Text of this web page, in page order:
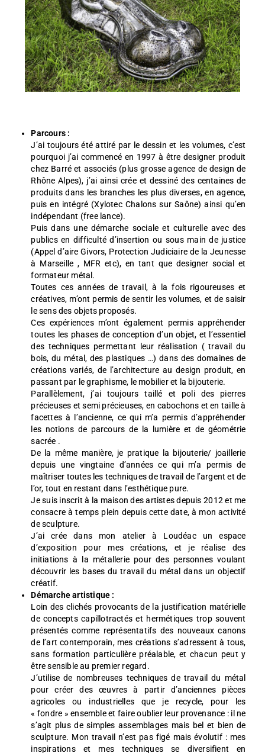
Parcours :
J’ai toujours été attiré par le dessin et les volumes, c’est
pourquoi j’ai commencé en 1997 à être designer produit
chez Barré et associés (plus grosse agence de design de
Rhône Alpes), j’ai ainsi crée et dessiné des centaines de
produits dans les branches les plus diverses, en agence,
puis en intégré (Xylotec Chalons sur Saône) ainsi qu’en
indépendant (free lance).
Puis dans une démarche sociale et culturelle avec des
publics en difficulté d’insertion ou sous main de justice
(Appel d’aire Givors, Protection Judiciaire de la Jeunesse
à Marseille , MFR etc), en tant que designer social et
formateur métal.
Toutes ces années de travail, à la fois rigoureuses et
créatives, m’ont permis de sentir les volumes, et de saisir
le sens des objets proposés.
Ces expériences m’ont également permis appréhender
toutes les phases de conception d’un objet, et l’essentiel
des techniques permettant leur réalisation ( travail du
bois, du métal, des plastiques …) dans des domaines de
créations variés, de l’architecture au design produit, en
passant par le graphisme, le mobilier et la bijouterie.
Parallèlement, j’ai toujours taillé et poli des pierres
précieuses et semi précieuses, en cabochons et en taille à
facettes à l’ancienne, ce qui m’a permis d’appréhender
les notions de parcours de la lumière et de géométrie
sacrée .
De la même manière, je pratique la bijouterie/ joaillerie
depuis une vingtaine d’années ce qui m’a permis de
maîtriser toutes les techniques de travail de l’argent et de
l’or, tout en restant dans l’esthétique pure.
Je suis inscrit à la maison des artistes depuis 2012 et me
consacre à temps plein depuis cette date, à mon activité
de sculpture.
J’ai crée dans mon atelier à Loudéac un espace
d’exposition pour mes créations, et je réalise des
initiations à la métallerie pour des personnes voulant
découvrir les bases du travail du métal dans un objectif
créatif.
Démarche artistique :
Loin des clichés provocants de la justification matérielle
de concepts capillotractés et hermétiques trop souvent
présentés comme représentatifs des nouveaux canons
de l’art contemporain, mes créations s’adressent à tous,
sans formation particulière préalable, et chacun peut y
être sensible au premier regard.
J’utilise de nombreuses techniques de travail du métal
pour créer des œuvres à partir d’anciennes pièces
agricoles ou industrielles que je recycle, pour les
« fondre » ensemble et faire oublier leur provenance : il ne
s’agit plus de simples assemblages mais bel et bien de
sculpture. Mon travail n’est pas figé mais évolutif : mes
inspirations et mes techniques se diversifient en